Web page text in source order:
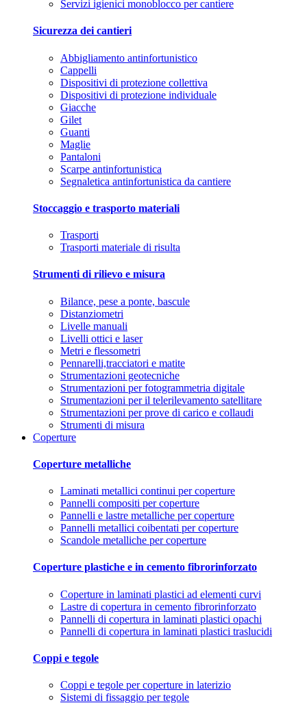
Servizi igienici monoblocco per cantiere
Sicurezza dei cantieri
Abbigliamento antinfortunistico
Cappelli
Dispositivi di protezione collettiva
Dispositivi di protezione individuale
Giacche
Gilet
Guanti
Maglie
Pantaloni
Scarpe antinfortunistica
Segnaletica antinfortunistica da cantiere
Stoccaggio e trasporto materiali
Trasporti
Trasporti materiale di risulta
Strumenti di rilievo e misura
Bilance, pese a ponte, bascule
Distanziometri
Livelle manuali
Livelli ottici e laser
Metri e flessometri
Pennarelli,tracciatori e matite
Strumentazioni geotecniche
Strumentazioni per fotogrammetria digitale
Strumentazioni per il telerilevamento satellitare
Strumentazioni per prove di carico e collaudi
Strumenti di misura
Coperture
Coperture metalliche
Laminati metallici continui per coperture
Pannelli compositi per coperture
Pannelli e lastre metalliche per coperture
Pannelli metallici coibentati per coperture
Scandole metalliche per coperture
Coperture plastiche e in cemento fibrorinforzato
Coperture in laminati plastici ad elementi curvi
Lastre di copertura in cemento fibrorinforzato
Pannelli di copertura in laminati plastici opachi
Pannelli di copertura in laminati plastici traslucidi
Coppi e tegole
Coppi e tegole per coperture in laterizio
Sistemi di fissaggio per tegole